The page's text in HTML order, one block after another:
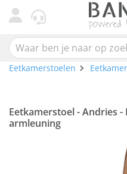
Eetkamerstoelen
Eetkamerstoel - Andries
armleuning